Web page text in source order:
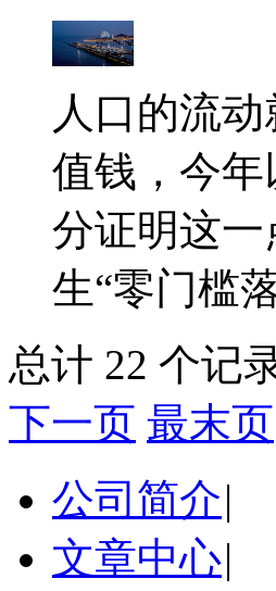
人口的流
值钱，今
分证明这
生“零门槛
总计 22 个记
下一页 最末页
公司简介|
文章中心|